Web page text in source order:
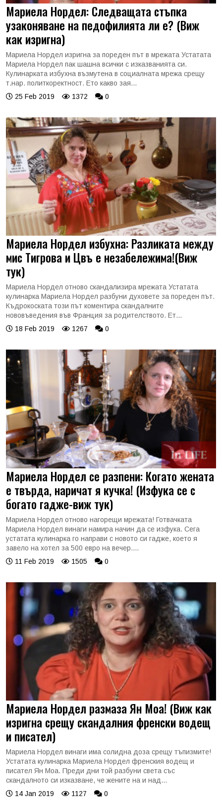
Мариела Нордел: Следващата стъпка
узаконяване на педофилията ли е? (Виж
как изригна)
Мариела Нордел изригна за пореден път в мрежата Устатата
Мариела Нордел пак шашна всички с изказванията си.
Кулинарката избухна възмутена в социалната мрежа срещу
т.нар. политкоректност. Ето какво зая...
25 Feb 2019
1372 0
Мариела Нордел избухна: Разликата между
мис Тигрова и Цвъ е незабележима!(Виж
тук)
Мариела Нордел отново скандализира мрежата Устатата
кулинарка Мариела Нордел разбуни духовете за пореден път.
Къдрокоската този път коментира скандалните
нововъведения във Франция за родителството. Ет...
18 Feb 2019
1267 0
Мариела Нордел се разпени: Когато жената
е твърда, наричат я кучка! (Изфука се с
богато гадже-виж тук)
Мариела Нордел отново нагорещи мрежата! Готвачката
Мариела Нордел винаги намира начин да се изфука. Сега
устатата кулинарка го направи с новото си гадже, което я
завело на хотел за 500 евро на вечер....
11 Feb 2019
1505 0
Мариела Нордел размаза Ян Моа! (Виж как
изригна срещу скандалния френски водещ
и писател)
Мариела Нордел винаги има солидна доза срещу тъпизмите!
Устатата кулинарка Мариела Нордел френския водещ и
писател Ян Моа. Преди дни той разбуни света със
скандалното си изказване, че жените на и над...
14 Jan 2019
1127 0